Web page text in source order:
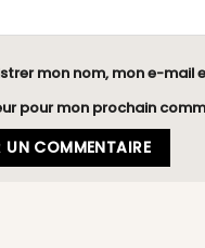
mon nom, mon e-mail
pour mon prochain